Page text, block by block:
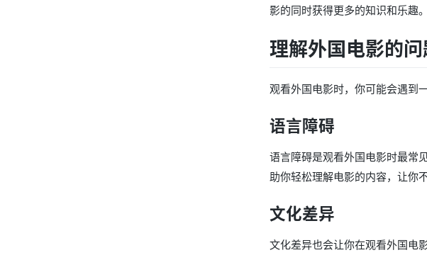
影的同时获得更多的知识和乐趣。
理解外国电影的问
观看外国电影时，你可能会遇到
语言障碍
语言障碍是观看外国电影时最常
助你轻松理解电影的内容，让你
文化差异
文化差异也会让你在观看外国电